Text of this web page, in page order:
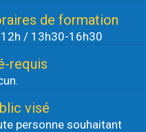
de formation
/ 13h30-16h30
requis
visé
personne souhaitant